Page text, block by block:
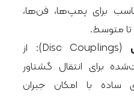
برای پمپ‌ها، فن‌ها،
متوسط.
(Disc Couplings): از
برای انتقال گشتاور
ساده با امکان جبران